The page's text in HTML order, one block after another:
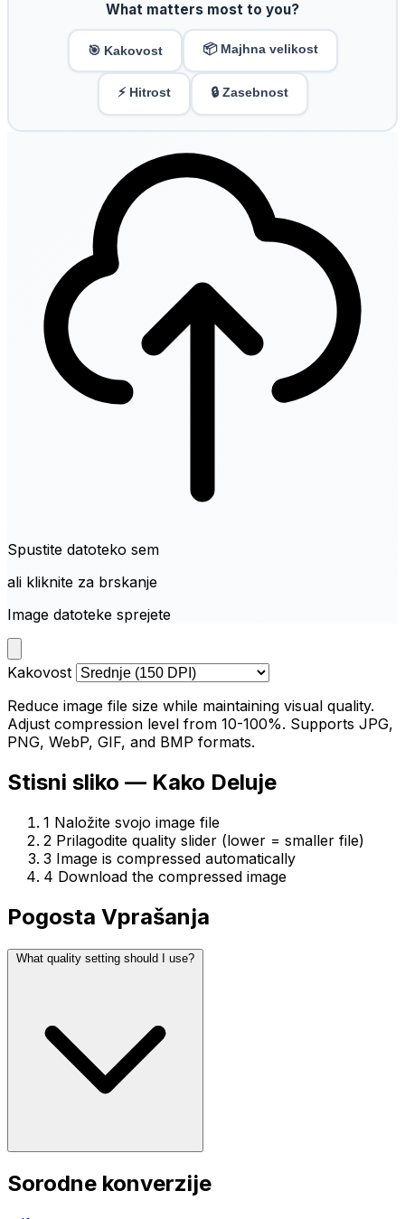
What matters most to you?
🎯 Kakovost 📦 Majhna velikost
⚡ Hitrost 🔒 Zasebnost
Spustite datoteko sem
ali kliknite za brskanje
Image datoteke sprejete
Kakovost
Reduce image file size while maintaining visual quality.
Adjust compression level from 10-100%. Supports JPG,
PNG, WebP, GIF, and BMP formats.
Stisni sliko — Kako Deluje
1 Naložite svojo image file
2 Prilagodite quality slider (lower = smaller file)
3 Image is compressed automatically
4 Download the compressed image
Pogosta Vprašanja
What quality setting should I use?
Sorodne konverzije